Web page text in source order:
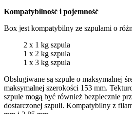
Kompatybilność i pojemność
Box jest kompatybilny ze szpulami o
2 x 1 kg szpula
1 x 2 kg szpula
1 x 3 kg szpula
Obsługiwane są szpule o maksymalnej
maksymalnej szerokości 153 mm.
szpule mogą być również bezpiecznie
dostarczonej szpuli. Kompatybilny z